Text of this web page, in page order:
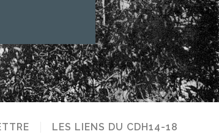
LES LIENS DU CDH14-18